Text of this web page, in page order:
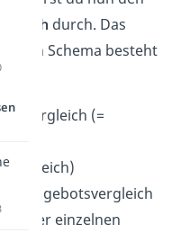
durch. Das
Schema besteht
(=
Angebotsvergleich
der einzelnen